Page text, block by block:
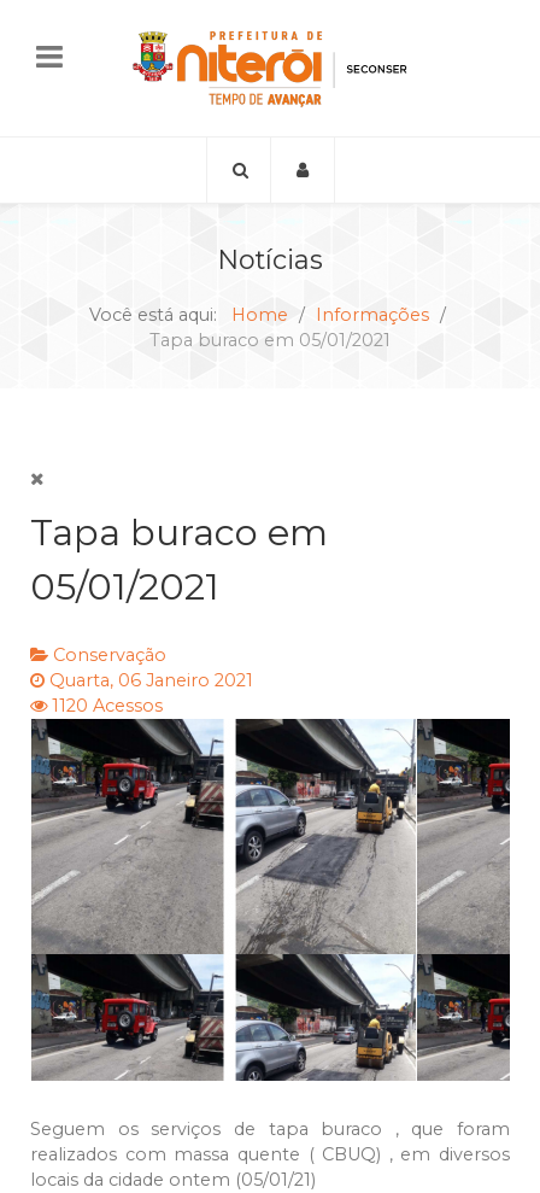
Notícias
Você está aqui: Home
Informações
Tapa buraco em 05/01/2021
Tapa buraco em
05/01/2021
Conservação
Quarta, 06 Janeiro 2021
1120 Acessos
Seguem os serviços de tapa buraco , que foram
realizados com massa quente ( CBUQ) , em diversos
locais da cidade ontem (05/01/21)